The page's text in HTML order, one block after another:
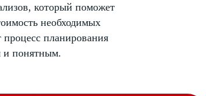
который поможет
необходимых
процесс планирования
и понятным.